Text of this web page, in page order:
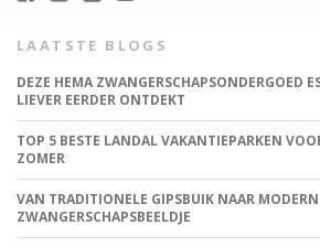
LAATSTE BLOGS
DEZE HEMA ZWANGERSCHAPSONDERGOED
LIEVER EERDER ONTDEKT
TOP 5 BESTE LANDAL VAKANTIEPARKEN
ZOMER
VAN TRADITIONELE GIPSBUIK NAAR MODERN
ZWANGERSCHAPSBEELDJE